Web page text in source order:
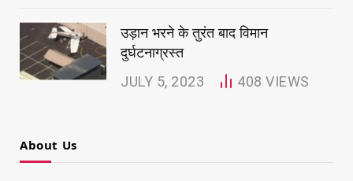
उड़ान भरने के तुरंत बाद विमान
दुर्घटनाग्रस्त
JULY 5, 2023 408VIEWS
About Us